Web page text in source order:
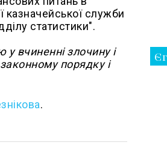
казначейської служби
статистики".
вчиненні злочину і
порядку і
.